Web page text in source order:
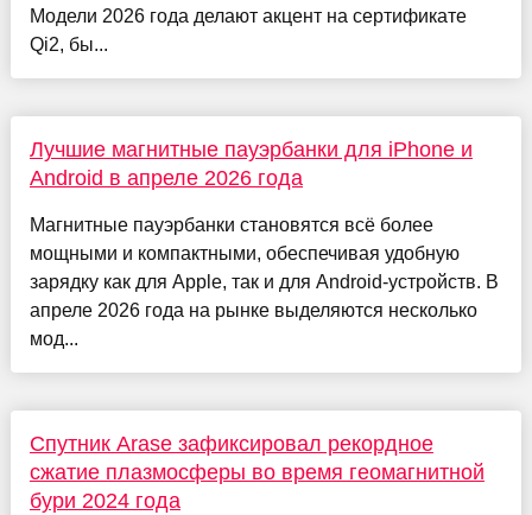
Модели 2026 года делают акцент на сертификате
Qi2, бы...
Лучшие магнитные пауэрбанки для iPhone и
Android в апреле 2026 года
Магнитные пауэрбанки становятся всё более
мощными и компактными, обеспечивая удобную
зарядку как для Apple, так и для Android-устройств. В
апреле 2026 года на рынке выделяются несколько
мод...
Спутник Arase зафиксировал рекордное
сжатие плазмосферы во время геомагнитной
бури 2024 года